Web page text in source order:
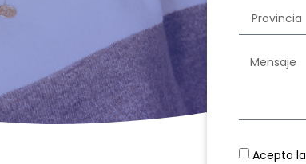
Acepto la